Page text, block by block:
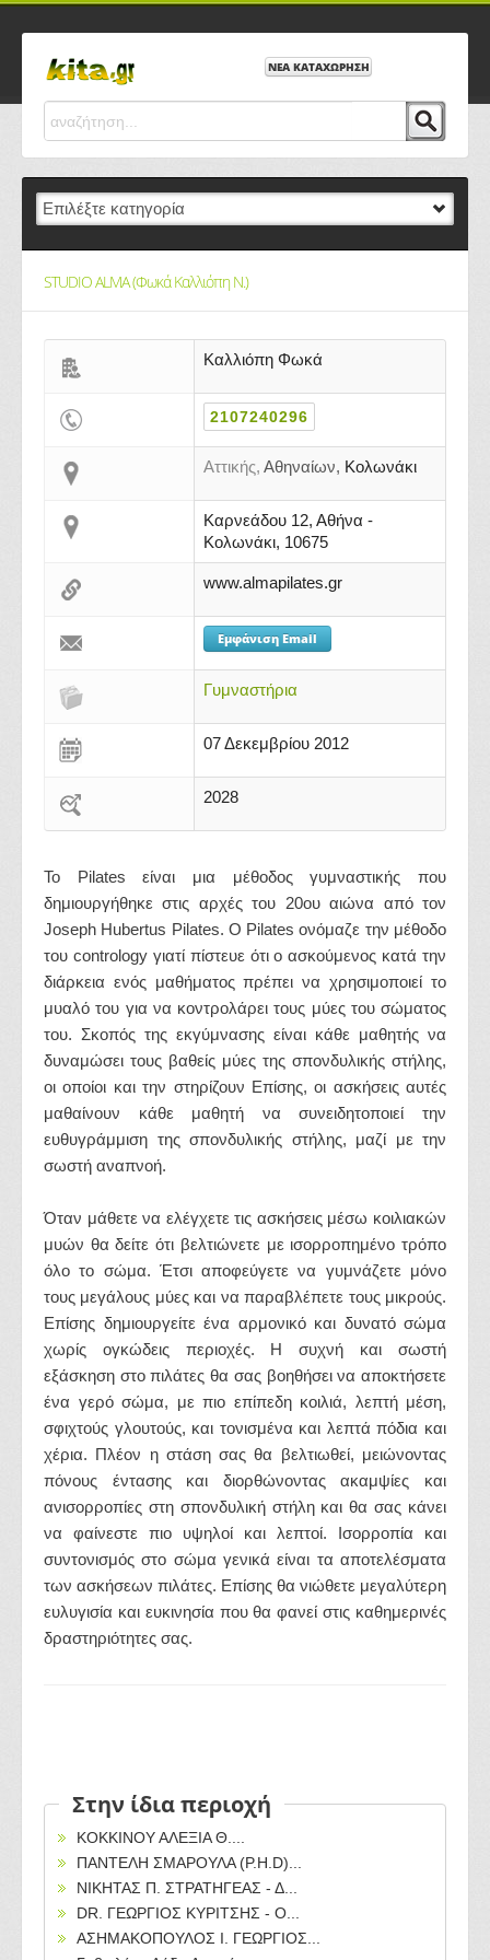
ΝΕΑ ΚΑΤΑΧΩΡΗΣΗ
STUDIO ALMA (Φωκά Καλλιόπη Ν.)
Καλλιόπη Φωκά
2107240296
Αττικής, Αθηναίων, Κολωνάκι
Καρνεάδου 12, Αθήνα -
Κολωνάκι, 10675
www.almapilates.gr
Εμφάνιση Email
Γυμναστήρια
07 Δεκεμβρίου 2012
2028
To Pilates είναι μια μέθοδος γυμναστικής που
δημιουργήθηκε στις αρχές του 20oυ αιώνα από τον
Joseph Hubertus Pilates. Ο Pilates ονόμαζε την μέθοδο
του contrology γιατί πίστευε ότι ο ασκούμενος κατά την
διάρκεια ενός μαθήματος πρέπει να χρησιμοποιεί το
μυαλό του για να κοντρολάρει τους μύες του σώματος
του. Σκοπός της εκγύμνασης είναι κάθε μαθητής να
δυναμώσει τους βαθείς μύες της σπονδυλικής στήλης,
οι οποίοι και την στηρίζουν Επίσης, οι ασκήσεις αυτές
μαθαίνουν κάθε μαθητή να συνειδητοποιεί την
ευθυγράμμιση της σπονδυλικής στήλης, μαζί με την
σωστή αναπνοή.
Όταν μάθετε να ελέγχετε τις ασκήσεις μέσω κοιλιακών
μυών θα δείτε ότι βελτιώνετε με ισορροπημένο τρόπο
όλο το σώμα. Έτσι αποφεύγετε να γυμνάζετε μόνο
τους μεγάλους μύες και να παραβλέπετε τους μικρούς.
Επίσης δημιουργείτε ένα αρμονικό και δυνατό σώμα
χωρίς ογκώδεις περιοχές. Η συχνή και σωστή
εξάσκηση στο πιλάτες θα σας βοηθήσει να αποκτήσετε
ένα γερό σώμα, με πιο επίπεδη κοιλιά, λεπτή μέση,
σφιχτούς γλουτούς, και τονισμένα και λεπτά πόδια και
χέρια. Πλέον η στάση σας θα βελτιωθεί, μειώνοντας
πόνους έντασης και διορθώνοντας ακαμψίες και
ανισορροπίες στη σπονδυλική στήλη και θα σας κάνει
να φαίνεστε πιο υψηλοί και λεπτοί. Ισορροπία και
συντονισμός στο σώμα γενικά είναι τα αποτελέσματα
των ασκήσεων πιλάτες. Επίσης θα νιώθετε μεγαλύτερη
ευλυγισία και ευκινησία που θα φανεί στις καθημερινές
δραστηριότητες σας.
Στην ίδια περιοχή
ΚΟΚΚΙΝΟΥ ΑΛΕΞΙΑ Θ....
ΠΑΝΤΕΛΗ ΣΜΑΡΟΥΛΑ (P.H.D)...
ΝΙΚΗΤΑΣ Π. ΣΤΡΑΤΗΓΕΑΣ - Δ...
DR. ΓΕΩΡΓΙΟΣ ΚΥΡΙΤΣΗΣ - Ο...
ΑΣΗΜΑΚΟΠΟΥΛΟΣ Ι. ΓΕΩΡΓΙΟΣ...